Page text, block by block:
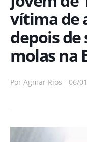
vítima de
depois
molas na
Por Agmar Rios - 06/